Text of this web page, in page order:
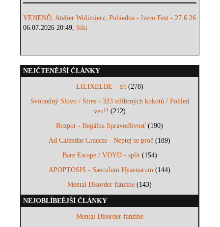
VENENÖ, Atelier Wolimierz, Pobiedna - Izero Fest - 27.6.26
06.07.2026 20:49, Siki
NEJČTENĚJŠÍ ČLÁNKY
LILIXELBE – s/t(278)
Svobodný Slovo / Stres - 333 stříbrných kokotů / Pohled
ven!! (212)
Rozpor - Ilegálna Spravodlivosť (190)
Ad Calendas Graecas - Neptej se proč (189)
Bare Escape / VDYD - split(154)
APOPTOSIS - Saeculum Hyaenarum (144)
Mental Disorder fanzine (143)
NEJOBLÍBEĚJŠÍ ČLÁNKY
Mental Disorder fanzine